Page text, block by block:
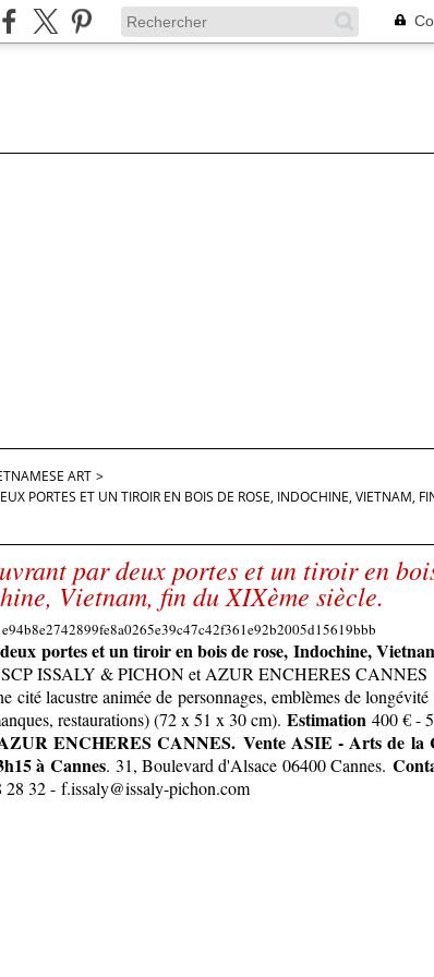
ART >
PORTES ET UN TIROIR EN BOIS DE ROSE, INDOCHINE, VIETNAM,
par deux portes et un tiroir en
Vietnam, fin du XIXème siècle.
portes et un tiroir en bois de rose, Indochine,
ISSALY & PICHON et AZUR ENCHERES CANNES
cité lacustre animée de personnages, emblèmes de
restaurations) (72 x 51 x 30 cm). Estimation 400 € -
ENCHERES CANNES. Vente ASIE - Arts de la
à Cannes. 31, Boulevard d'Alsace 06400 Cannes.
28 32 - f.issaly@issaly-pichon.com